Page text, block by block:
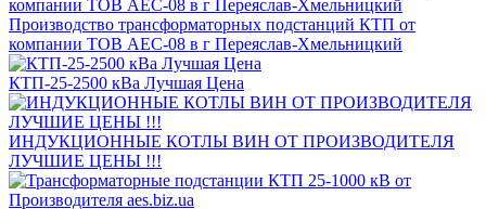
Производство трансформаторных подстанций КТП от
компании ТОВ АЕС-08 в г Переяслав-Хмельницкий
КТП-25-2500 кВа Лучшая Цена
ИНДУКЦИОННЫЕ КОТЛЫ ВИН ОТ ПРОИЗВОДИТЕЛЯ
ЛУЧШИЕ ЦЕНЫ !!!